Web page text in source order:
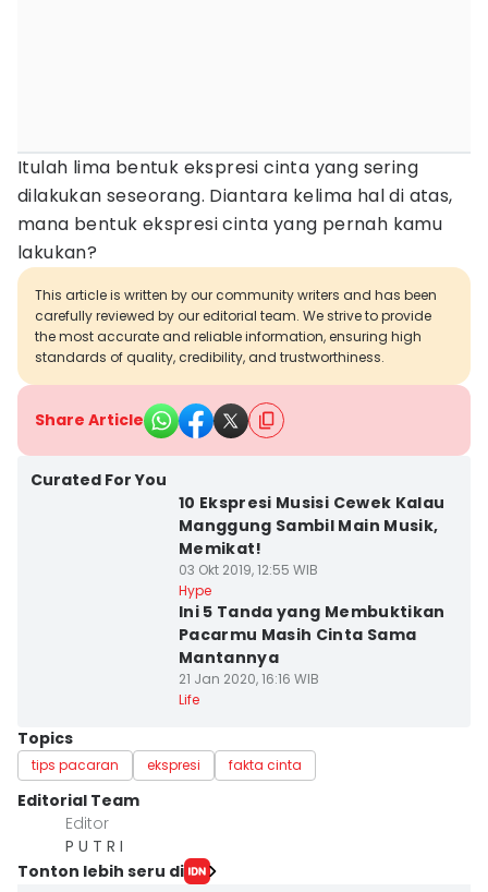
Itulah lima bentuk ekspresi cinta yang sering
dilakukan seseorang. Diantara kelima hal di atas,
mana bentuk ekspresi cinta yang pernah kamu
lakukan?
This article is written by our community writers and has been
carefully reviewed by our editorial team. We strive to provide
the most accurate and reliable information, ensuring high
standards of quality, credibility, and trustworthiness.
Share Article
Curated For You
10 Ekspresi Musisi Cewek Kalau
Manggung Sambil Main Musik,
Memikat!
03 Okt 2019, 12:55 WIB
Hype
Ini 5 Tanda yang Membuktikan
Pacarmu Masih Cinta Sama
Mantannya
21 Jan 2020, 16:16 WIB
Life
Topics
tips pacaran ekspresi fakta cinta
Editorial Team
Editor
P U T R I
Tonton lebih seru di